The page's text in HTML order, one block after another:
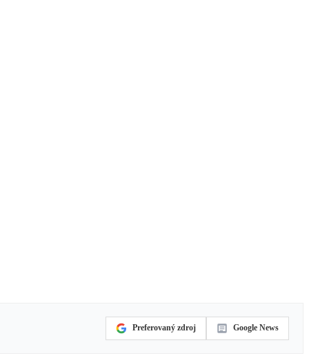
Preferovaný zdroj Google News